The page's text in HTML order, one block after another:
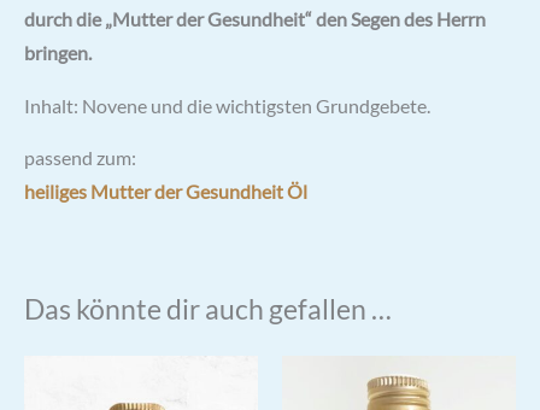
durch die „Mutter der Gesundheit“ den Segen des Herrn
bringen.
Inhalt: Novene und die wichtigsten Grundgebete.
passend zum:
heiliges Mutter der Gesundheit Öl
Das könnte dir auch gefallen …